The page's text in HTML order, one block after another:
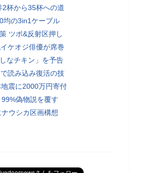
2杯から35杯への道
均の3in1ケーブル
ツボ&反射区押し
ケオジ俳優が席巻
なチキン」を予告
読み込み復活の技
震に2000万円寄付
偽物説を覆す
ウシカ区画構想